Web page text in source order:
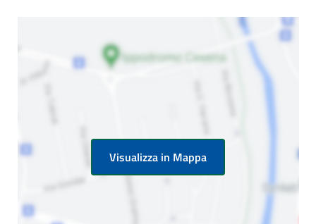
Visualizza in Mappa